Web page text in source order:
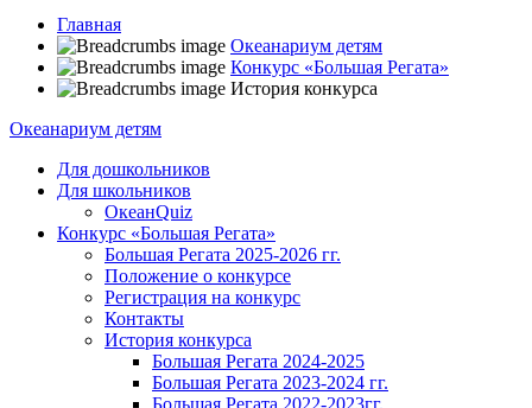
Главная
Океанариум детям
Конкурс «Большая Регата»
История конкурса
Океанариум детям
Для дошкольников
Для школьников
ОкеанQuiz
Конкурс «Большая Регата»
Большая Регата 2025-2026 гг.
Положение о конкурсе
Регистрация на конкурс
Контакты
История конкурса
Большая Регата 2024-2025
Большая Регата 2023-2024 гг.
Большая Регата 2022-2023гг.